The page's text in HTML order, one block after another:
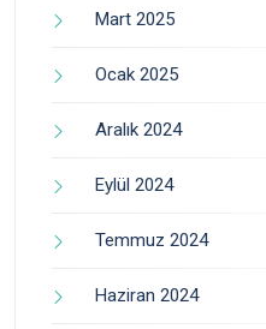
Mart 2025
Ocak 2025
Aralık 2024
Eylül 2024
Temmuz 2024
Haziran 2024